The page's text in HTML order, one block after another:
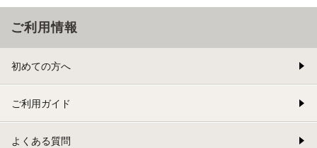
ご利用情報
初めての方へ
ご利用ガイド
よくある質問